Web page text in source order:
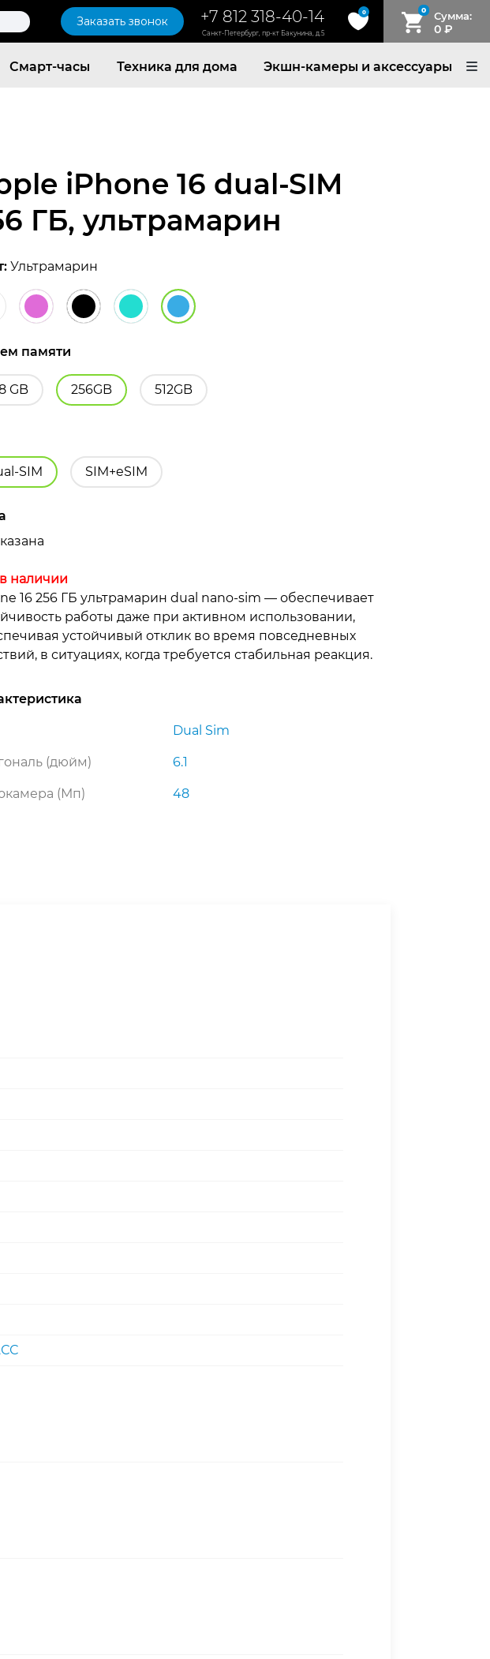
Заказать звонок +7 812 318-40-14
Санкт-Петербург, пр-кт Бакунина, д.5
0 0 Сумма:
0 ₽
Смарт-часы Техника для дома Экшн-камеры и аксессуары
iPhone 16 dual-SIM
ГБ, ультрамарин
Ультрамарин
памяти
GB 256GB 512GB
SIM SIM+eSIM
наличии
16 256 ГБ ультрамарин dual nano-sim — обеспечивает
работы даже при активном использовании,
устойчивый отклик во время повседневных
в ситуациях, когда требуется стабильная реакция.
Dual Sim
(дюйм) 6.1
(Мп) 48
14